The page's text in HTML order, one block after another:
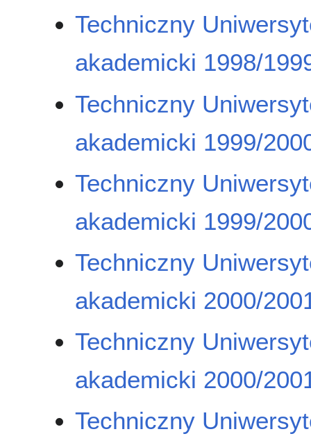
Techniczny
akademicki 1998/
Techniczny
akademicki 1999/
Techniczny
akademicki 1999/
Techniczny
akademicki 2000/
Techniczny
akademicki 2000/
Techniczny